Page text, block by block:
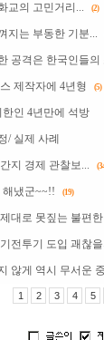
교의 고민거리... (2)
지는 부동한 기분...
공격은 한국인들의
제작자에 4년형 (5)
인 4년만에 석방
/ 실제 사례
지 경제 관찰보...
해냈군~~!! (19)
대로 못짚는 불편한
전투기 도입 괘찮을
않게 역시 무서운
1 2 3 4 5